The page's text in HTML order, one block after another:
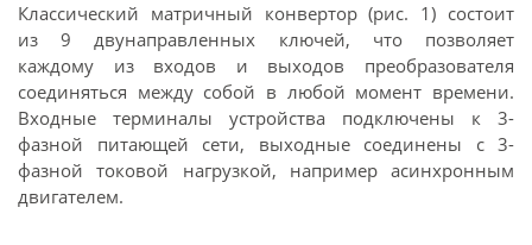
Классический матричный конвертор (рис. 1) состоит
из 9 двунаправленных ключей, что позволяет
каждому из входов и выходов преобразователя
соединяться между собой в любой момент времени.
Входные терминалы устройства подключены к 3-
фазной питающей сети, выходные соединены с 3-
фазной токовой нагрузкой, например асинхронным
двигателем.